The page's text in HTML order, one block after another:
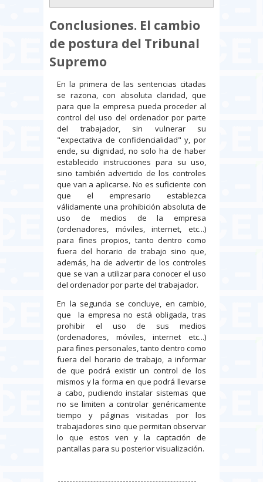
Conclusiones. El cambio
de postura del Tribunal
Supremo
En la primera de las sentencias citadas
se razona, con absoluta claridad, que
para que la empresa pueda proceder al
control del uso del ordenador por parte
del trabajador, sin vulnerar su
"expectativa de confidencialidad" y, por
ende, su dignidad, no solo ha de haber
establecido instrucciones para su uso,
sino también advertido de los controles
que van a aplicarse. No es suficiente con
que el empresario establezca
válidamente una prohibición absoluta de
uso de medios de la empresa
(ordenadores, móviles, internet, etc...)
para fines propios, tanto dentro como
fuera del horario de trabajo sino que,
además, ha de advertir de los controles
que se van a utilizar para conocer el uso
del ordenador por parte del trabajador.
En la segunda se concluye, en cambio,
que la empresa no está obligada, tras
prohibir el uso de sus medios
(ordenadores, móviles, internet etc...)
para fines personales, tanto dentro como
fuera del horario de trabajo, a informar
de que podrá existir un control de los
mismos y la forma en que podrá llevarse
a cabo, pudiendo instalar sistemas que
no se limiten a controlar genéricamente
tiempo y páginas visitadas por los
trabajadores sino que permitan observar
lo que estos ven y la captación de
pantallas para su posterior visualización.